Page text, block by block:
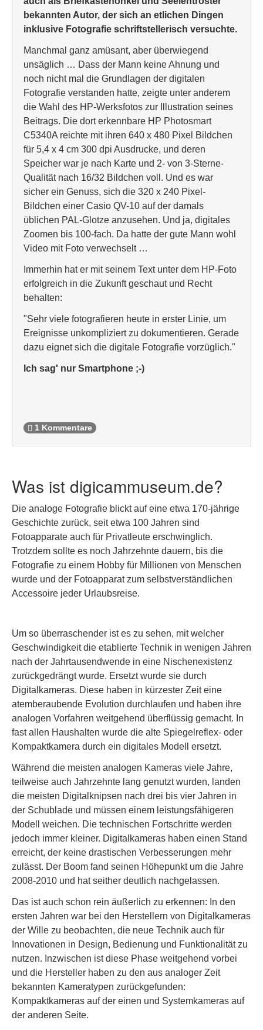
bekannten Autor, der sich an etlichen Dingen
inklusive Fotografie schriftstellerisch versuchte.
Manchmal ganz amüsant, aber überwiegend
unsäglich … Dass der Mann keine Ahnung und
noch nicht mal die Grundlagen der digitalen
Fotografie verstanden hatte, zeigte unter anderem
die Wahl des HP-Werksfotos zur Illustration seines
Beitrags. Die dort erkennbare HP Photosmart
C5340A reichte mit ihren 640 x 480 Pixel Bildchen
für 5,4 x 4 cm 300 dpi Ausdrucke, und deren
Speicher war je nach Karte und 2- von 3-Sterne-
Qualität nach 16/32 Bildchen voll. Und es war
sicher ein Genuss, sich die 320 x 240 Pixel-
Bildchen einer Casio QV-10 auf der damals
üblichen PAL-Glotze anzusehen. Und ja, digitales
Zoomen bis 100-fach. Da hatte der gute Mann wohl
Video mit Foto verwechselt …
Immerhin hat er mit seinem Text unter dem HP-Foto
erfolgreich in die Zukunft geschaut und Recht
behalten:
"Sehr viele fotografieren heute in erster Linie, um
Ereignisse unkompliziert zu dokumentieren. Gerade
dazu eignet sich die digitale Fotografie vorzüglich."
Ich sag' nur Smartphone ;-)
1 Kommentare
Was ist digicammuseum.de?
Die analoge Fotografie blickt auf eine etwa 170-jährige
Geschichte zurück, seit etwa 100 Jahren sind
Fotoapparate auch für Privatleute erschwinglich.
Trotzdem sollte es noch Jahrzehnte dauern, bis die
Fotografie zu einem Hobby für Millionen von Menschen
wurde und der Fotoapparat zum selbstverständlichen
Accessoire jeder Urlaubsreise.
Um so überraschender ist es zu sehen, mit welcher
Geschwindigkeit die etablierte Technik in wenigen Jahren
nach der Jahrtausendwende in eine Nischenexistenz
zurückgedrängt wurde. Ersetzt wurde sie durch
Digitalkameras. Diese haben in kürzester Zeit eine
atemberaubende Evolution durchlaufen und haben ihre
analogen Vorfahren weitgehend überflüssig gemacht. In
fast allen Haushalten wurde die alte Spiegelreflex- oder
Kompaktkamera durch ein digitales Modell ersetzt.
Während die meisten analogen Kameras viele Jahre,
teilweise auch Jahrzehnte lang genutzt wurden, landen
die meisten Digitalknipsen nach drei bis vier Jahren in
der Schublade und müssen einem leistungsfähigeren
Modell weichen. Die technischen Fortschritte werden
jedoch immer kleiner. Digitalkameras haben einen Stand
erreicht, der keine drastischen Verbesserungen mehr
zulässt. Der Boom fand seinen Höhepunkt um die Jahre
2008-2010 und hat seither deutlich nachgelassen.
Das ist auch schon rein äußerlich zu erkennen: In den
ersten Jahren war bei den Herstellern von Digitalkameras
der Wille zu beobachten, die neue Technik auch für
Innovationen in Design, Bedienung und Funktionalität zu
nutzen. Inzwischen ist diese Phase weitgehend vorbei
und die Hersteller haben zu den aus analoger Zeit
bekannten Kameratypen zurückgefunden:
Kompaktkameras auf der einen und Systemkameras auf
der anderen Seite.